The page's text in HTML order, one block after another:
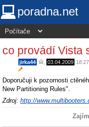
poradna.net
co provádí Vista
jirka44 03.04.2009 18:27
Doporučuji k pozornosti
New Partitioning Rules".
Zdroj: http://